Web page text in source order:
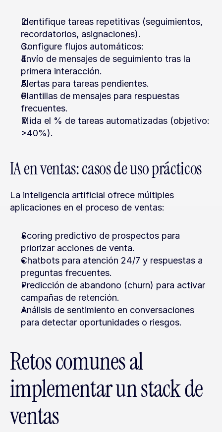
Identifique tareas repetitivas (seguimientos,
recordatorios, asignaciones).
Configure flujos automáticos:
Envío de mensajes de seguimiento tras la
primera interacción.
Alertas para tareas pendientes.
Plantillas de mensajes para respuestas
frecuentes.
Mida el % de tareas automatizadas (objetivo:
>40%).
IA en ventas: casos de uso prácticos
La inteligencia artificial ofrece múltiples
aplicaciones en el proceso de ventas:
Scoring predictivo de prospectos para
priorizar acciones de venta.
Chatbots para atención 24/7 y respuestas a
preguntas frecuentes.
Predicción de abandono (churn) para activar
campañas de retención.
Análisis de sentimiento en conversaciones
para detectar oportunidades o riesgos.
Retos comunes al
implementar un stack de
ventas